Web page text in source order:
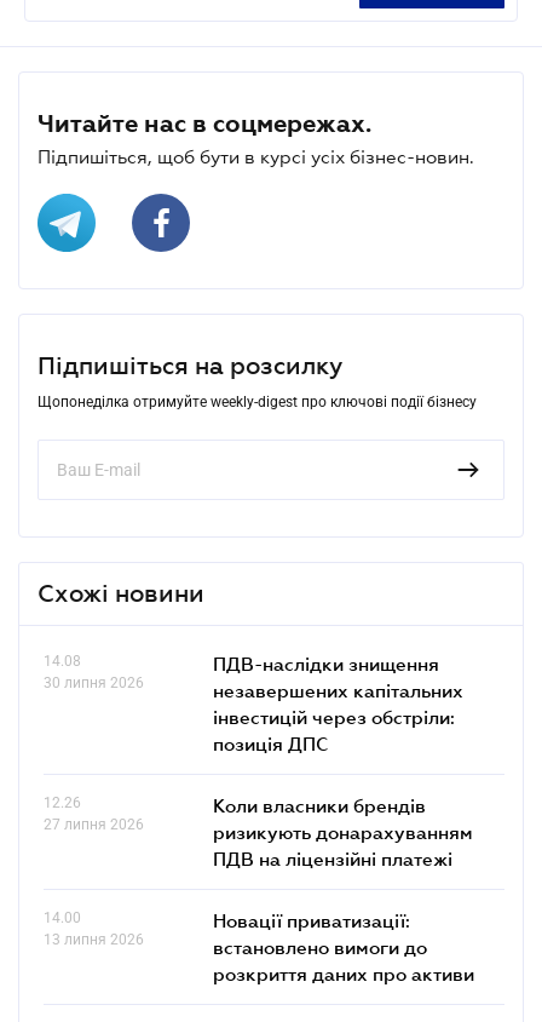
Читайте нас в соцмережах.
Підпишіться, щоб бути в курсі усіх бізнес-новин.
Підпишіться на розсилку
Щопонеділка отримуйте weekly-digest про ключові події бізнесу
Схожі новини
14.08
30 липня 2026
ПДВ-наслідки знищення
незавершених капітальних
інвестицій через обстріли:
позиція ДПС
12.26
27 липня 2026
Коли власники брендів
ризикують донарахуванням
ПДВ на ліцензійні платежі
14.00
13 липня 2026
Новації приватизації:
встановлено вимоги до
розкриття даних про активи